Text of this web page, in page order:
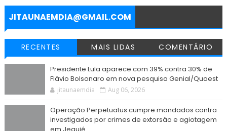
k
p
m
e
r
JITAUNAEMDIA@GMAIL.COM
RECENTES MAIS LIDAS COMENTÁRIO
Presidente Lula aparece com 39% contra 30% de
Flávio Bolsonaro em nova pesquisa Genial/Quaest
jitaunaemdia Aug 06, 2026
Operação Perpetuatus cumpre mandados contra
investigados por crimes de extorsão e agiotagem